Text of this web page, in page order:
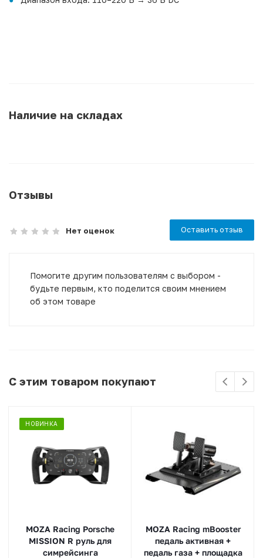
Наличие на складах
Отзывы
Нет оценок Оставить отзыв
Помогите другим пользователям с выбором -
будьте первым, кто поделится своим мнением
об этом товаре
С этим товаром покупают
НОВИНКА
MOZA Racing Porsche
MISSION R руль для
симрейсинга
MOZA Racing mBooster
педаль активная +
педаль газа + площадка